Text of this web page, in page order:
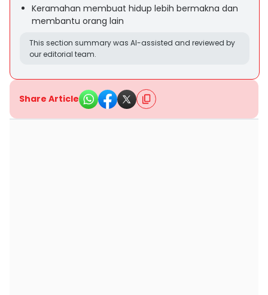
Keramahan membuat hidup lebih bermakna dan
membantu orang lain
This section summary was AI-assisted and reviewed by
our editorial team.
Share Article